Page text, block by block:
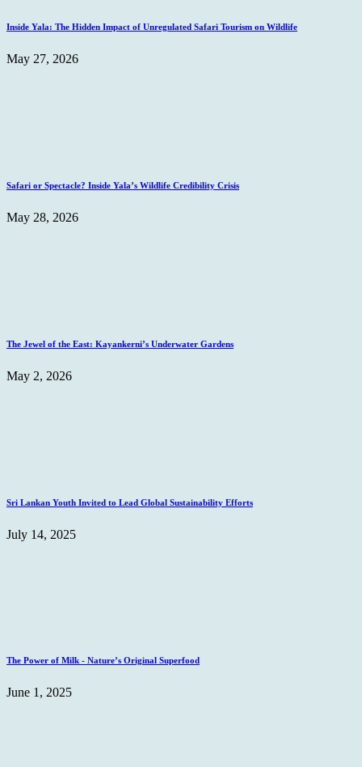
Inside Yala: The Hidden Impact of Unregulated Safari Tourism on Wildlife
May 27, 2026
Safari or Spectacle? Inside Yala’s Wildlife Credibility Crisis
May 28, 2026
The Jewel of the East: Kayankerni’s Underwater Gardens
May 2, 2026
Sri Lankan Youth Invited to Lead Global Sustainability Efforts
July 14, 2025
The Power of Milk - Nature’s Original Superfood
June 1, 2025